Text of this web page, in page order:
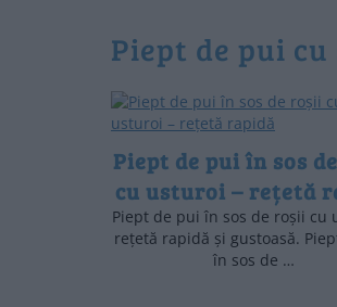
piept de pui
Piept de pui în sos
cu usturoi – rețetă
Piept de pui în sos de roșii cu
rețetă rapidă și gustoasă.
în sos de …